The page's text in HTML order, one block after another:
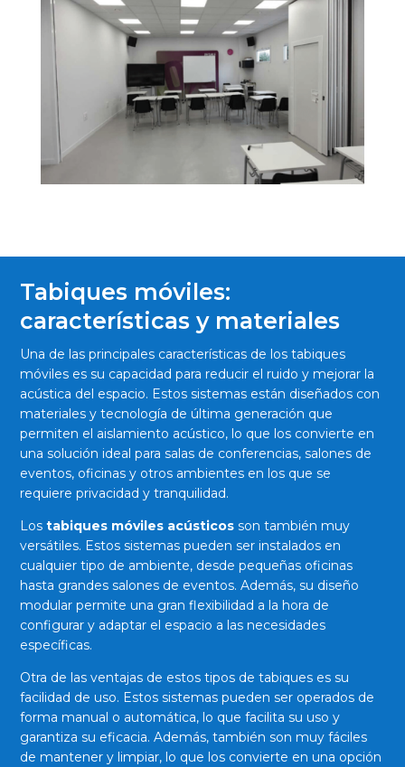
Tabiques móviles:
características y materiales
Una de las principales características de los tabiques
móviles es su capacidad para reducir el ruido y mejorar la
acústica del espacio. Estos sistemas están diseñados con
materiales y tecnología de última generación que
permiten el aislamiento acústico, lo que los convierte en
una solución ideal para salas de conferencias, salones de
eventos, oficinas y otros ambientes en los que se
requiere privacidad y tranquilidad.
Lostabiques móviles acústicos son también muy
versátiles. Estos sistemas pueden ser instalados en
cualquier tipo de ambiente, desde pequeñas oficinas
hasta grandes salones de eventos. Además, su diseño
modular permite una gran flexibilidad a la hora de
configurar y adaptar el espacio a las necesidades
específicas.
Otra de las ventajas de estos tipos de tabiques es su
facilidad de uso. Estos sistemas pueden ser operados de
forma manual o automática, lo que facilita su uso y
garantiza su eficacia. Además, también son muy fáciles
de mantener y limpiar, lo que los convierte en una opción